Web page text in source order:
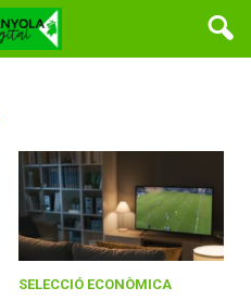
SELECCIÓ ECONÒMICA